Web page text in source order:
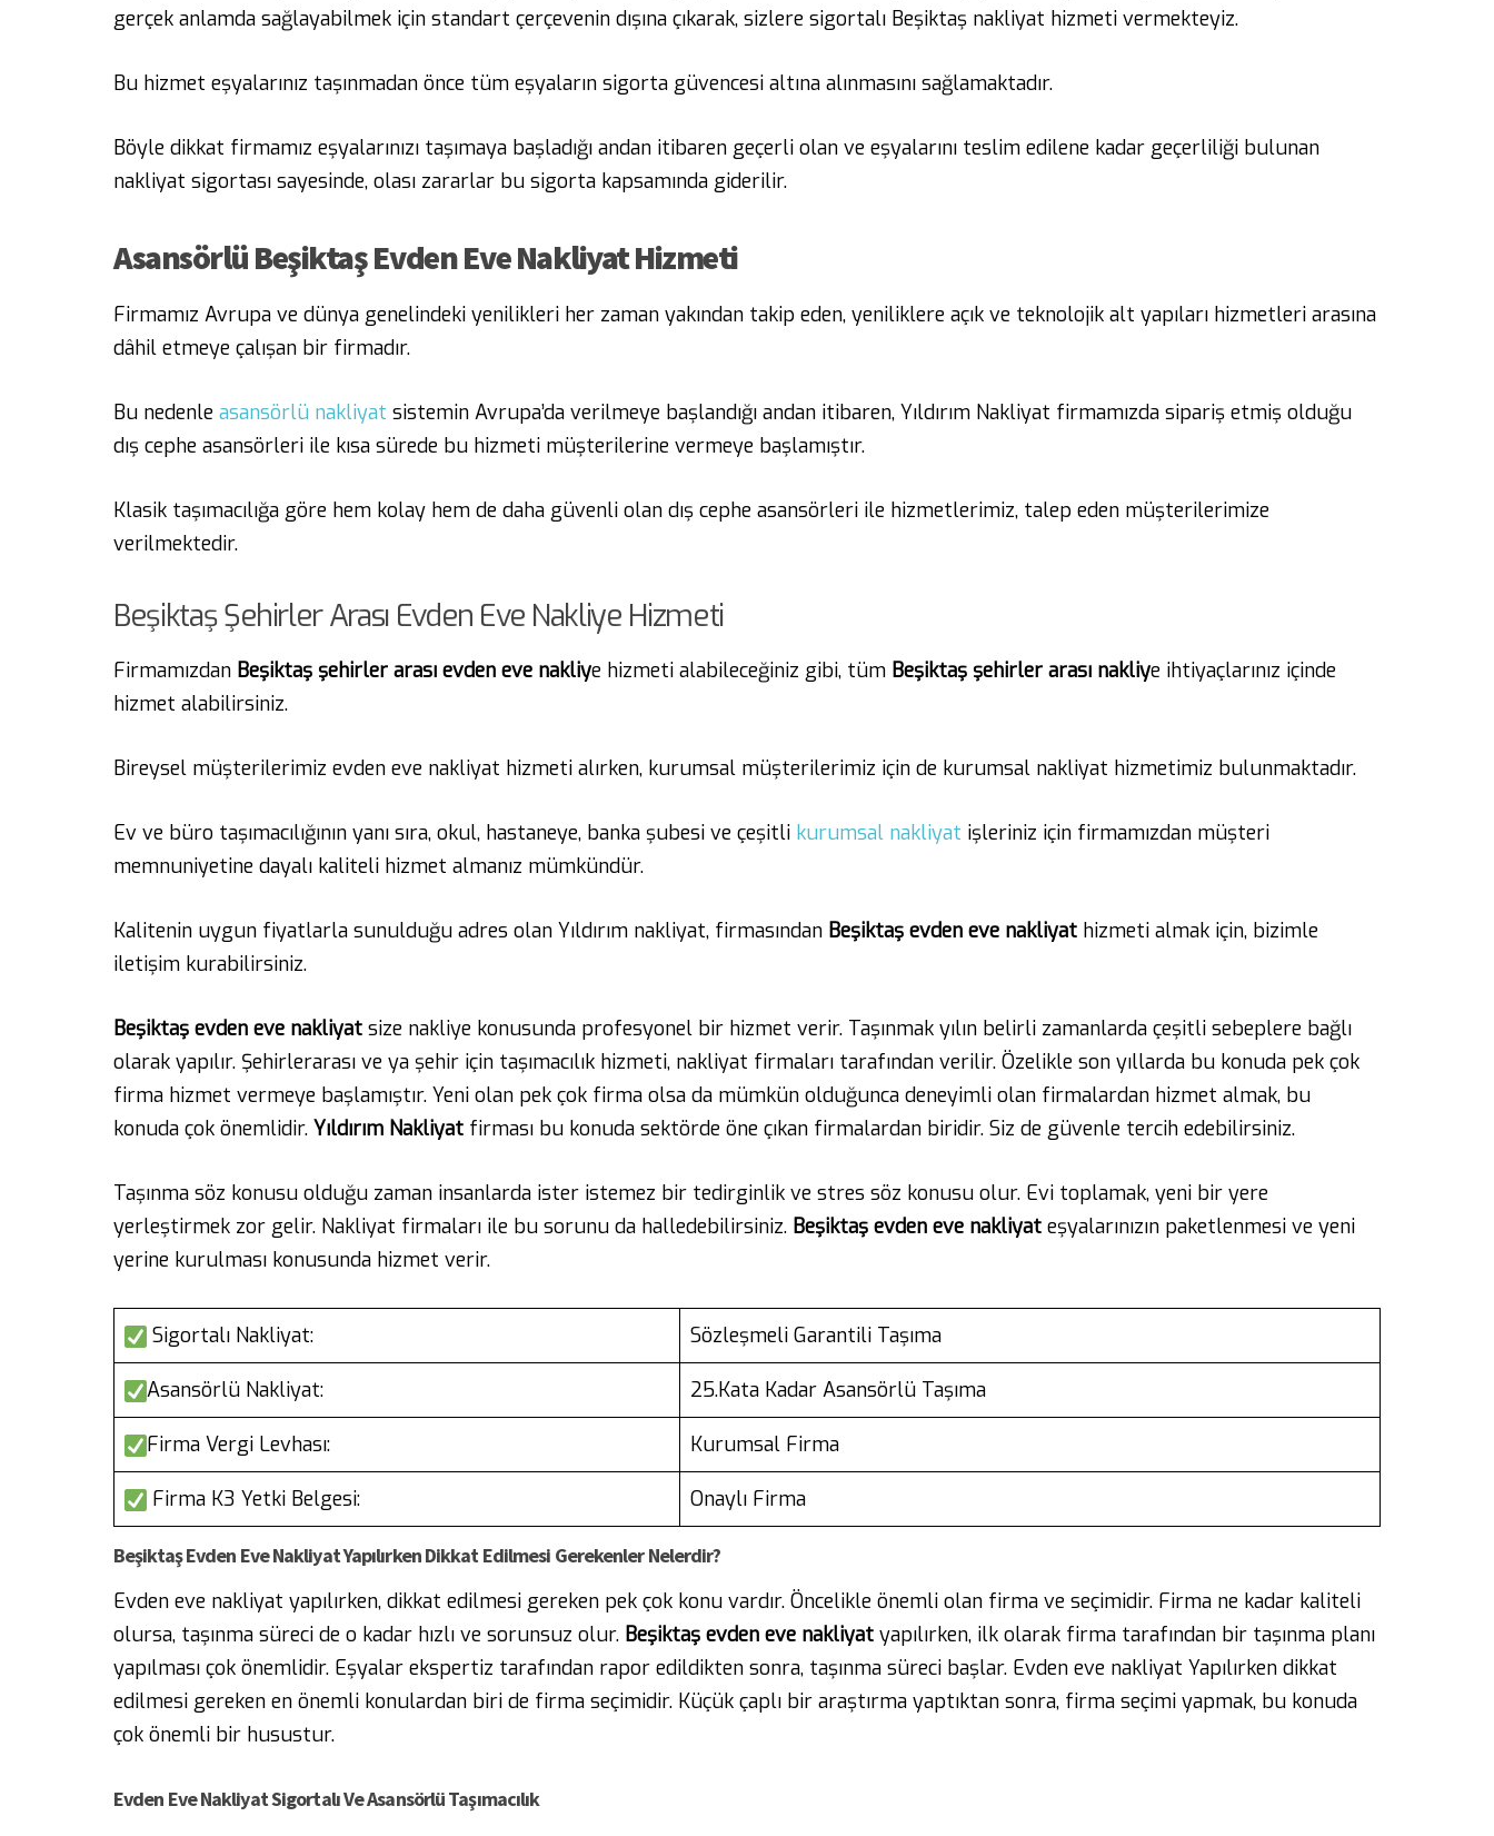
gerçek anlamda sağlayabilmek için standart çerçevenin dışına çıkarak, sizlere sigortalı Beşiktaş nakliyat hizmeti vermekteyiz.
Bu hizmet eşyalarınız taşınmadan önce tüm eşyaların sigorta güvencesi altına alınmasını sağlamaktadır.
Böyle dikkat firmamız eşyalarınızı taşımaya başladığı andan itibaren geçerli olan ve eşyalarını teslim edilene kadar geçerliliği bulunan
nakliyat sigortası sayesinde, olası zararlar bu sigorta kapsamında giderilir.
Asansörlü Beşiktaş Evden Eve Nakliyat Hizmeti
Firmamız Avrupa ve dünya genelindeki yenilikleri her zaman yakından takip eden, yeniliklere açık ve teknolojik alt yapıları hizmetleri arasına
dâhil etmeye çalışan bir firmadır.
Bu nedenle asansörlü nakliyat sistemin Avrupa’da verilmeye başlandığı andan itibaren, Yıldırım Nakliyat firmamızda sipariş etmiş olduğu
dış cephe asansörleri ile kısa sürede bu hizmeti müşterilerine vermeye başlamıştır.
Klasik taşımacılığa göre hem kolay hem de daha güvenli olan dış cephe asansörleri ile hizmetlerimiz, talep eden müşterilerimize
verilmektedir.
Beşiktaş Şehirler Arası Evden Eve Nakliye Hizmeti
Firmamızdan Beşiktaş şehirler arası evden eve nakliye hizmeti alabileceğiniz gibi, tüm Beşiktaş şehirler arası nakliye ihtiyaçlarınız içinde
hizmet alabilirsiniz.
Bireysel müşterilerimiz evden eve nakliyat hizmeti alırken, kurumsal müşterilerimiz için de kurumsal nakliyat hizmetimiz bulunmaktadır.
Ev ve büro taşımacılığının yanı sıra, okul, hastaneye, banka şubesi ve çeşitli kurumsal nakliyat işleriniz için firmamızdan müşteri
memnuniyetine dayalı kaliteli hizmet almanız mümkündür.
Kalitenin uygun fiyatlarla sunulduğu adres olan Yıldırım nakliyat, firmasından Beşiktaş evden eve nakliyat hizmeti almak için, bizimle
iletişim kurabilirsiniz.
Beşiktaş evden eve nakliyat size nakliye konusunda profesyonel bir hizmet verir. Taşınmak yılın belirli zamanlarda çeşitli sebeplere bağlı
olarak yapılır. Şehirlerarası ve ya şehir için taşımacılık hizmeti, nakliyat firmaları tarafından verilir. Özelikle son yıllarda bu konuda pek çok
firma hizmet vermeye başlamıştır. Yeni olan pek çok firma olsa da mümkün olduğunca deneyimli olan firmalardan hizmet almak, bu
konuda çok önemlidir. Yıldırım Nakliyat firması bu konuda sektörde öne çıkan firmalardan biridir. Siz de güvenle tercih edebilirsiniz.
Taşınma söz konusu olduğu zaman insanlarda ister istemez bir tedirginlik ve stres söz konusu olur. Evi toplamak, yeni bir yere
yerleştirmek zor gelir. Nakliyat firmaları ile bu sorunu da halledebilirsiniz. Beşiktaş evden eve nakliyat eşyalarınızın paketlenmesi ve yeni
yerine kurulması konusunda hizmet verir.
Sigortalı Nakliyat: Sözleşmeli Garantili Taşıma
Asansörlü Nakliyat: 25.Kata Kadar Asansörlü Taşıma
Firma Vergi Levhası: Kurumsal Firma
Firma K3 Yetki Belgesi: Onaylı Firma
Beşiktaş Evden Eve Nakliyat Yapılırken Dikkat Edilmesi Gerekenler Nelerdir?
Evden eve nakliyat yapılırken, dikkat edilmesi gereken pek çok konu vardır. Öncelikle önemli olan firma ve seçimidir. Firma ne kadar kaliteli
olursa, taşınma süreci de o kadar hızlı ve sorunsuz olur. Beşiktaş evden eve nakliyat yapılırken, ilk olarak firma tarafından bir taşınma planı
yapılması çok önemlidir. Eşyalar ekspertiz tarafından rapor edildikten sonra, taşınma süreci başlar. Evden eve nakliyat Yapılırken dikkat
edilmesi gereken en önemli konulardan biri de firma seçimidir. Küçük çaplı bir araştırma yaptıktan sonra, firma seçimi yapmak, bu konuda
çok önemli bir husustur.
Evden Eve Nakliyat Sigortalı Ve Asansörlü Taşımacılık